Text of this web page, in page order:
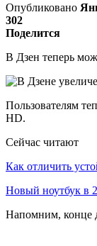
Опубликовано
302
Поделится
В Дзен теперь
Пользователям
HD.
Сейчас читают
Как отличить
Новый ноутбук в
Напомним, конце